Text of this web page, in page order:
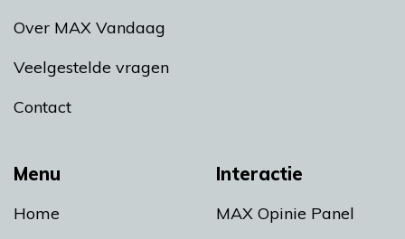
Menu
Home
Interactie
MAX Opinie Panel
Over MAX Vandaag
Veelgestelde vragen
Contact